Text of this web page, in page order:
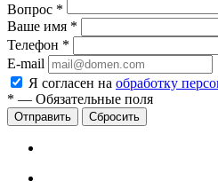
Вопрос *
Ваше имя *
Телефон *
E-mail
Я согласен на обработку
* — Обязательные поля
Сбросить